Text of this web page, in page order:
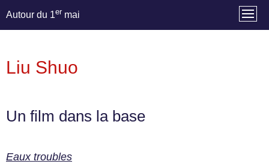
Autour du 1er mai
Liu Shuo
Un film dans la base
Eaux troubles